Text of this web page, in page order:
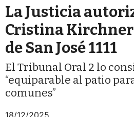
La Justicia
Cristina
de San José 1111
El Tribunal Oral 2 lo
“equiparable al patio
comunes”